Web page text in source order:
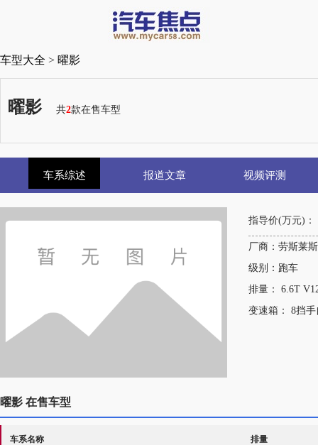
车型大全 > 曜影
曜影 共2款在售车型
车系综述 报道文章 视频评测
指导价(万元)：
厂商：劳斯莱斯
级别：跑车
排量： 6.6T
变速箱： 8挡
曜影 在售车型
车系名称 排量